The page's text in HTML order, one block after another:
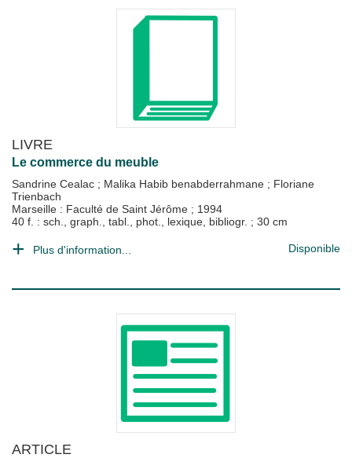
LIVRE
Le commerce du meuble
Sandrine Cealac ; Malika Habib benabderrahmane ; Floriane
Trienbach
Marseille : Faculté de Saint Jérôme ; 1994
40 f. : sch., graph., tabl., phot., lexique, bibliogr. ; 30 cm
Plus d'information... Disponible
ARTICLE